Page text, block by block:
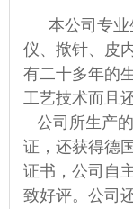
本公司专业
仪、揿针、皮
有二十多年的
工艺技术而且
公司所生产
证，还获得德
证书，公司自
致好评。公司